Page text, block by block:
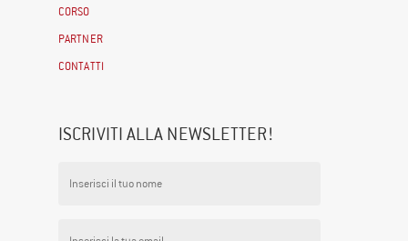
CORSO
PARTNER
CONTATTI
ISCRIVITI ALLA NEWSLETTER!